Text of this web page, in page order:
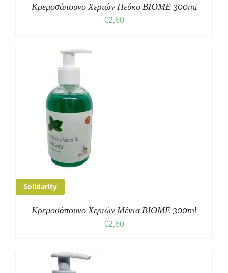
Κρεμοσάπουνο Χεριών Πεύκο ΒΙΟΜΕ 300ml
€2,60
Solidarity
Κρεμοσάπουνο Χεριών Μέντα ΒΙΟΜΕ 300ml
€2,60